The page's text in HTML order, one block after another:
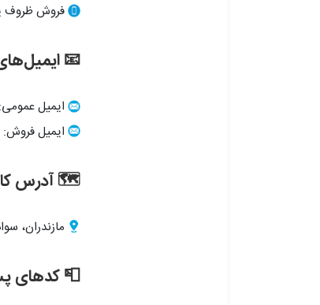
فروش ظروف یکبار
📧
ایمیل عمومی:
ایمیل فروش:
🗺️ آدرس
مازندران،
📮 کدهای